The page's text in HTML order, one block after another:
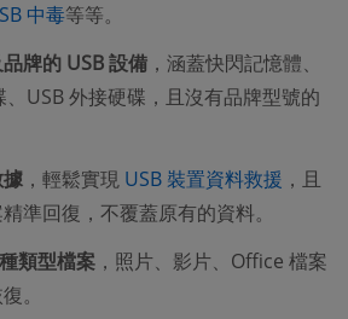
中毒等等。
牌的 USB 設備 ，涵蓋快閃記憶體、
、USB 外接硬碟，且沒有品牌型號的
，輕鬆實現 USB 裝置資料救援 ，且
準回復，不覆蓋原有的資料。
類型檔案 ，照片、影片、Office 檔案
。